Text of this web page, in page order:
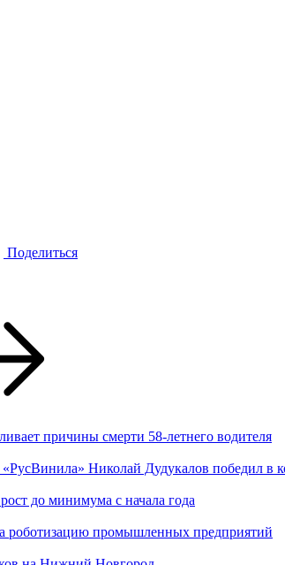
Поделиться
причины смерти 58-летнего водителя
Николай Дудукалов победил в
до минимума с начала года
роботизацию промышленных предприятий